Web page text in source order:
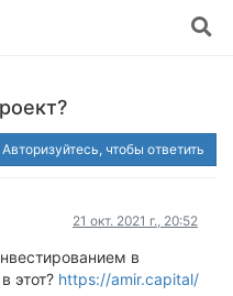
Авторизуйтесь, чтобы ответить
21 окт. 2021 г., 20:52
в
этот? https://amir.capital/